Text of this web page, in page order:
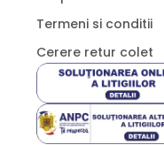
Termeni si conditii
Cerere retur colet